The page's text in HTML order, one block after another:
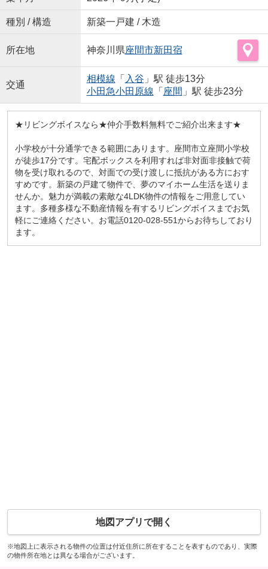
種別 / 構造 新築一戸建 / 木造
所在地 神奈川県座間市新田宿
交通
相模線 「 入谷 」駅 徒歩13分
小田急小田原線 「 座間 」駅 徒歩23分
★リビングボイスなら★仲介手数料無料でご紹介出来ます★
小学校が十分通学できる範囲にあります。座間市立座間小学校
が徒歩17分です。宅配ボックスを利用すれば非対面非接触で荷
物を受け取れるので、対面での受け渡しに抵抗がある方におす
すめです。新築の戸建て物件で、夢のマイホーム生活を送りま
せんか。魅力が満載の素敵な4LDK物件の情報をご用意してい
ます。多種多様な不動産情報を有するリビングボイスまでお気
軽にご連絡ください。お電話0120-028-551からお待ちしており
ます。
地図アプリで開く
※地図上に表示される物件の位置は付近住所に所在することを表すものであり、実際
の物件所在地とは異なる場合がございます。